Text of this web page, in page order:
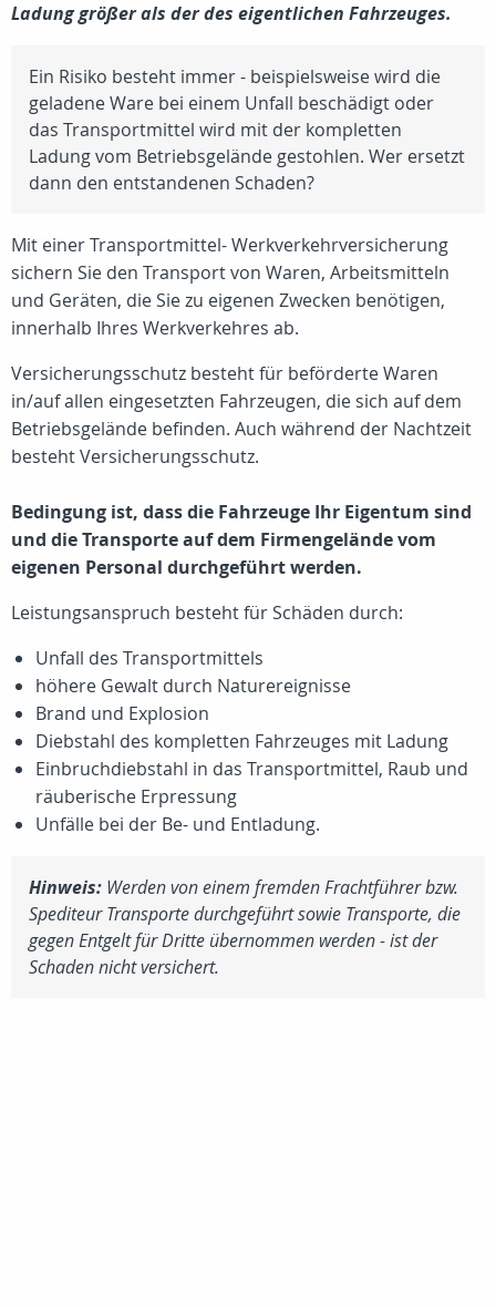
Ladung größer als der des eigentlichen Fahrzeuges.
Ein Risiko besteht immer - beispielsweise wird die
geladene Ware bei einem Unfall beschädigt oder
das Transportmittel wird mit der kompletten
Ladung vom Betriebsgelände gestohlen. Wer ersetzt
dann den entstandenen Schaden?
Mit einer Transportmittel- Werkverkehrversicherung
sichern Sie den Transport von Waren, Arbeitsmitteln
und Geräten, die Sie zu eigenen Zwecken benötigen,
innerhalb Ihres Werkverkehres ab.
Versicherungsschutz besteht für beförderte Waren
in/auf allen eingesetzten Fahrzeugen, die sich auf dem
Betriebsgelände befinden. Auch während der Nachtzeit
besteht Versicherungsschutz.
Bedingung ist, dass die Fahrzeuge Ihr Eigentum sind
und die Transporte auf dem Firmengelände vom
eigenen Personal durchgeführt werden.
Leistungsanspruch besteht für Schäden durch:
Unfall des Transportmittels
höhere Gewalt durch Naturereignisse
Brand und Explosion
Diebstahl des kompletten Fahrzeuges mit Ladung
Einbruchdiebstahl in das Transportmittel, Raub und
räuberische Erpressung
Unfälle bei der Be- und Entladung.
Hinweis: Werden von einem fremden Frachtführer bzw.
Spediteur Transporte durchgeführt sowie Transporte, die
gegen Entgelt für Dritte übernommen werden - ist der
Schaden nicht versichert.